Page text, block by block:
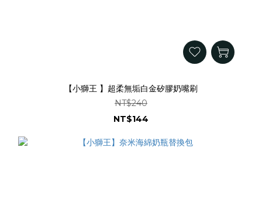
【小獅王 】超柔無垢白金矽膠奶嘴刷
NT$240
NT$144